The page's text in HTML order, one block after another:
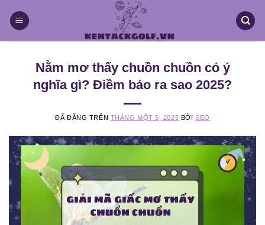
đến
Nằm mơ thấy chuồn chuồn có ý
nghĩa gì? Điềm báo ra sao 2025?
ĐÃ ĐĂNG TRÊN THÁNG MỘT 5, 2025 BỞI SEO